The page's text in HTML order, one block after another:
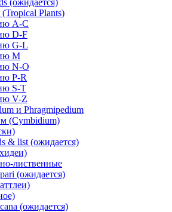
(ожидается)
Plants)
A-C
D-F
G-L
M
N-O
P-R
S-T
V-Z
и Phragmipedium
(Cymbidium)
& list (ожидается)
лиственные
(ожидается)
(ожидается)